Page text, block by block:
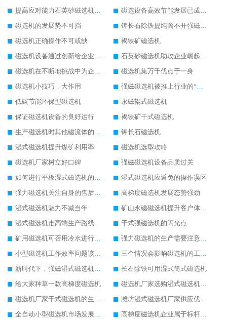
提高应对能力石英砂磁选机大展宏图
磁选设备高效节能发展已成必然
磁选机的发展势不可挡
钾长石除铁提纯离不开强磁磁选机的鼎力相助
磁选机正确操作不可或缺
褐铁矿磁选机
磁选机设备通过创新给企业发展带来春天
石英砂磁选机助攻企业崛起的不二法门
磁选机在不断地挑战中为企业打造锦绣前程
磁选机集万千优点于一身
磁选机小技巧，大作用
强磁磁选机被推上行业的“风口浪尖”
低碳节能环保型磁选机
永磁辊式磁选机
保证磁选机设备的良好运行
褐铁矿干式磁选机
生产磁选机时其他磁流体的生产
钾长石磁选机
湿式磁选机提升煤矿利用率
磁选机选型攻略
磁选机厂家树立好口碑
强磁磁选机设备品质过关
如何进行平板湿式磁选机的磁筒更换
湿式磁选机应避免的操作误区
强力磁选机关注自身的售后服务
高梯度磁选机发展态势强劲
湿式磁选机魅力不减当年
矿山永磁磁选机提升客户体验度
湿式磁选机走高端生产路线
干式强磁选机的闪光点
矿用磁选机可否用冷水进行降温
强力磁选机的生产需要注意安全问题
小型磁选机工作效率问题该如何来处理
三个情况会影响磁选机的工作情况
新时代下，强磁湿式磁选机不断发展
长石除铁可用湿式筒式磁选机
给大家种草一款高梯度磁选机
磁选机厂家选购湿式磁选机三原则
磁选机厂家干式磁选机的生产产量可进一步提升
潍坊湿式磁选机厂家供应优质湿式磁选机
全自动小型磁选机市场发展火爆
高梯度磁选机企业属于标杆性高质量企业